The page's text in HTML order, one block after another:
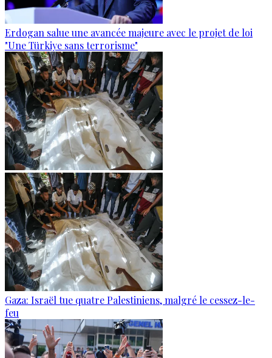
Erdogan salue une avancée majeure avec le projet de loi
"Une Türkiye sans terrorisme"
Gaza: Israël tue quatre Palestiniens, malgré le cessez-le-
feu